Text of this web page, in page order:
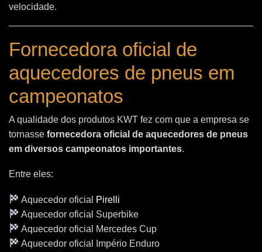
velocidade.
Fornecedora oficial de
aquecedores de pneus em
campeonatos
A qualidade dos produtos KWT fez com que a empresa se
tornasse fornecedora oficial de aquecedores de pneus
em diversos campeonatos importantes.
Entre eles:
Aquecedor oficial
Pirelli
Aquecedor oficial Superbike
Aquecedor oficial Mercedes Cup
Aquecedor oficial Império Enduro